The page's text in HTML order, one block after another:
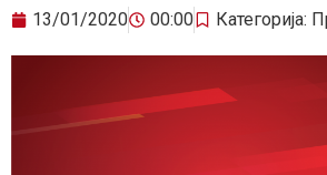
13/01/2020 00:00 Категорија: